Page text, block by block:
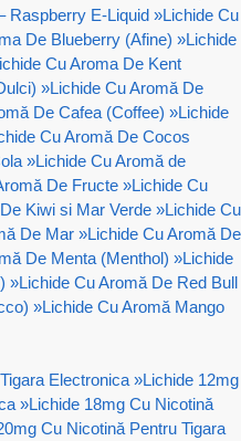
Raspberry E-Liquid »Lichide Cu
De Blueberry (Afine) »Lichide
Cu Aroma De Kent
»Lichide Cu Aromă De
De Cafea (Coffee) »Lichide
Cu Aromă De Cocos
»Lichide Cu Aromă de
De Fructe »Lichide Cu
Kiwi si Mar Verde »Lichide Cu
De Mar »Lichide Cu Aromă De
De Menta (Menthol) »Lichide
»Lichide Cu Aromă De Red Bull
»Lichide Cu Aromă Mango
Electronica »Lichide 12mg
»Lichide 18mg Cu Nicotină
Cu Nicotină Pentru Tigara